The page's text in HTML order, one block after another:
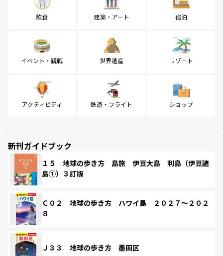
飲食 建築・アート 宿泊
イベント・観戦 世界遺産 リゾート
アクティビティ 鉄道・フライト ショップ
新刊ガイドブック
１５ 地球の歩き方 島旅 伊豆大島 利島（伊豆諸
島①）３訂版
Ｃ０２ 地球の歩き方 ハワイ島 ２０２７～２０２
８
Ｊ３３ 地球の歩き方 墨田区